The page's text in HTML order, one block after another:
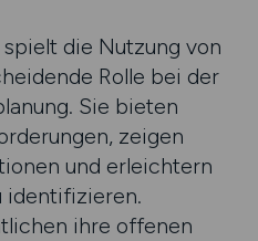
die Nutzung von
Rolle bei der
Sie bieten
zeigen
und erleichtern
identifizieren.
ihre offenen